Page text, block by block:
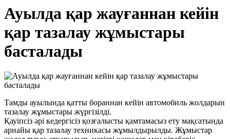
Ауылда қар жауғаннан кейін
қар тазалау жұмыстары
басталады
Тамды ауылында қатты бораннан кейін автомобиль жолдарын
тазалау жұмыстары жүргізілді.
Қауіпсіз әрі кедергісіз қозғалысты қамтамасыз ету мақсатында
арнайы қар тазалау техникасы жұмылдырылды. Жұмыстар